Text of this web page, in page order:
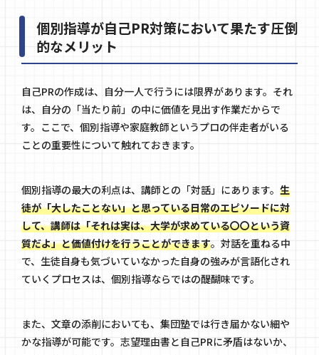
個別指導が自己PR対策において果たす圧倒
的なメリット
自己PRの作成は、自分一人で行うには限界があります。それ
は、自分の「当たり前」の中に価値を見出す作業だからで
す。ここで、個別指導や家庭教師というプロの伴走者がいる
ことの重要性について触れておきます。
個別指導の最大の利点は、講師との「対話」にあります。 生
徒が「大したことない」と思っている日常のエピソードに対
して、講師は「それは実は、大学が求めている〇〇という資
質だよ」と価値付けを行うことができます。対話を重ねる中
で、生徒自身も気づいていなかった自身の強みが言語化され
ていくプロセスは、個別指導ならではの醍醐味です。
また、文章の添削においても、集団塾では行き届かない細や
かな指導が可能です。志望理由書と自己PRに矛盾はないか、